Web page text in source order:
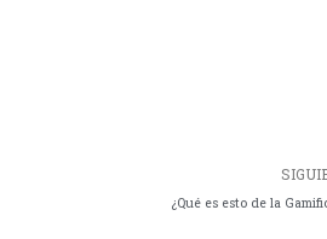
¿Qué es esto de la